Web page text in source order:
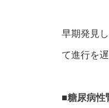
早期発見
て進行を
■糖尿病性